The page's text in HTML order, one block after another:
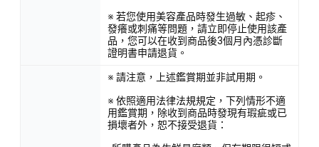
※ 若您使用美容產品時發生過敏、起疹、
發癢或刺痛等問題，請立即停止使用該產
品，您可以在收到商品後3個月內憑診斷
證明書申請退貨。
※ 請注意，上述鑑賞期並非試用期。
※ 依照適用法律法規規定，下列情形不適
用鑑賞期，除收到商品時發現有瑕疵或已
損壞者外，恕不接受退貨：